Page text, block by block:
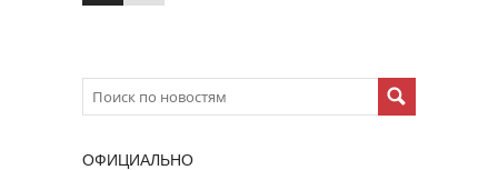
ОФИЦИАЛЬНО